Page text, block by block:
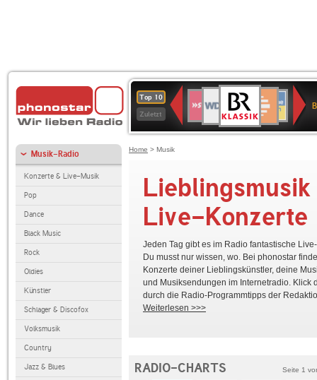
Top 10
Zuletzt
Deutschlandfunk
80er
90er
OLDIE
ANTENNE
4
BR-
KLASSIK
Deutschlandfunk
Kultur
ANTENNE
BAYERN
SWR
Kultur
NDR
2
Musik-Radio
Konzerte & Live-Musik
Pop
Dance
Black Music
Rock
Oldies
Künstler
Schlager & Discofox
Volksmusik
Country
Jazz & Blues
Home > Musik
Live-Konzerte
Jeden Tag gibt es im Radio fantastische
Du musst nur wissen, wo. Bei phonostar
Konzerte deiner Lieblingskünstler, deine
und Musiksendungen im Internetradio. Klick
durch die Radio-Programmtipps der
Weiterlesen >>>
Kammermusik im Zeichen der Saiga-Antilope Derya Yildirim & Grup
RADIO-CHARTS Seite 1